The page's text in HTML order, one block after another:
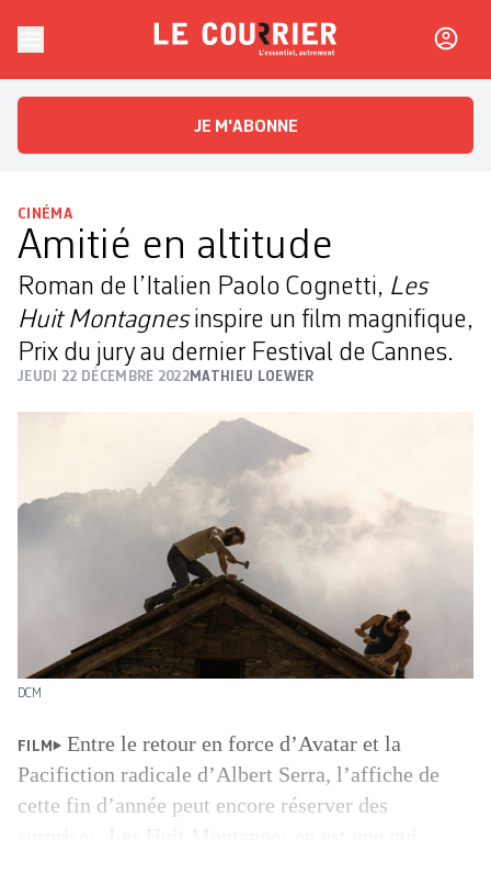
Le CourrierL'essentiel, autrement
JE M'ABONNE
CINÉMA
Amitié en altitude
Roman de l’Italien Paolo Cognetti, Les
Huit Montagnesinspire un film magnifique,
Prix du jury au dernier Festival de Cannes.
JEUDI 22 DÉCEMBRE 2022MATHIEU LOEWER
DCM
FILM
Entre le retour en force d’Avatar et la
Pacifiction radicale d’Albert Serra, l’affiche de
cette fin d’année peut encore réserver des